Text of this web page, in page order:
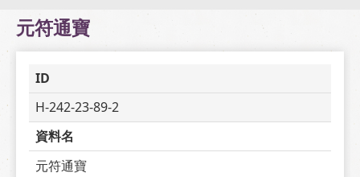
元符通寶
ID
H-242-23-89-2
資料名
元符通寶